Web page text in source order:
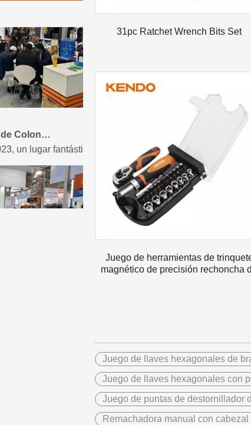
un lugar fantástico para Kendo para encontrarse con
31pc Ratchet Wrench Bits Set
Juego de herramientas de
magnético de precisión rechoncha
Juego de llaves hexagonales de
Juego de llaves hexagonales con
Juego de puntas de destornillador
Remachadora manual con